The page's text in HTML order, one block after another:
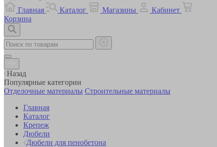
Главная
Каталог Магазины
Кабинет
Корзина
Назад
Популярные категории
Отделочные материалы Строительные материалы
Главная
Каталог
Крепеж
Дюбели
Дюбели для пенобетона